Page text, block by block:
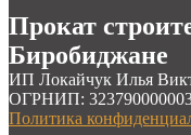
Прокат
Биробиджане
ИП Локайчук Илья
ОГРНИП:
Политика